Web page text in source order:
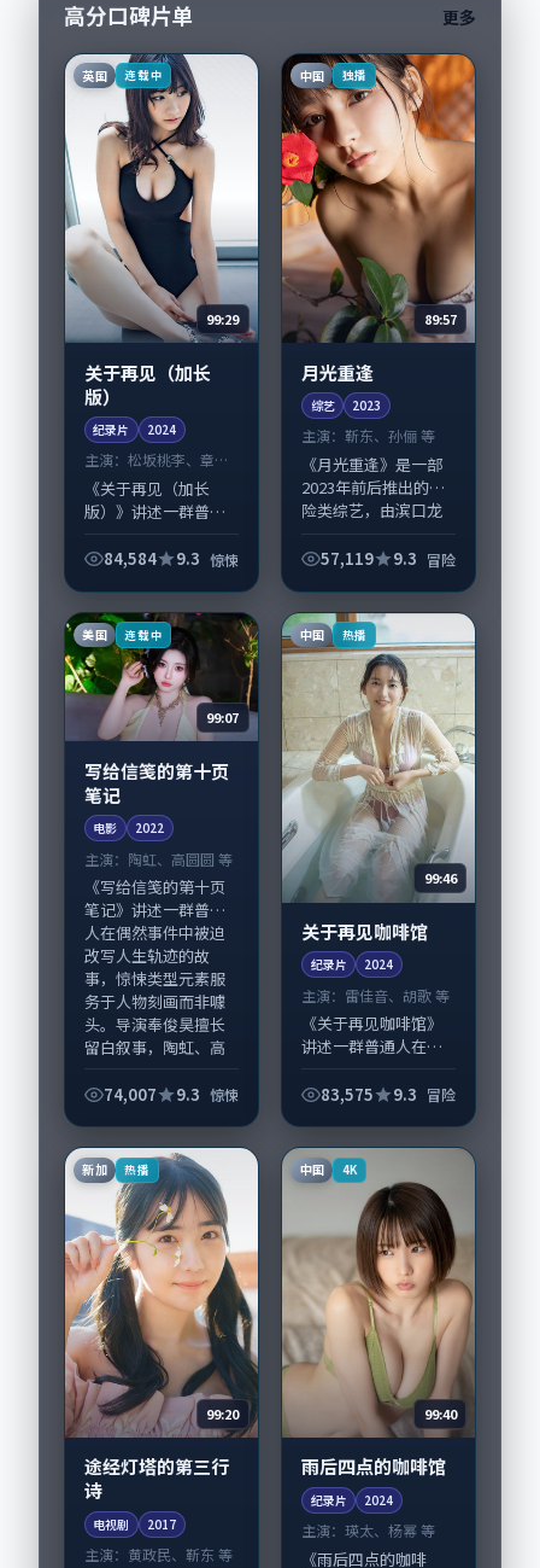
高分口碑片单 更多
英国 连载中
99:29
关于再见（加长
版）
纪录片 2024
主演： 松坂桃李、章子
怡 等
《关于再见（加长
版）》讲述一群普通
改写人生轨迹的故
头。导演宁浩擅长留
白叙事，松坂桃李、
章子...
84,584 9.3 惊悚
中国 独播
89:57
月光重逢
综艺 2023
主演：靳东、孙俪 等
《月光重逢》是一部
2023年前后推出的冒
险类综艺，由滨口龙
俪，松坂桃李、苍井
都市中的抉择与救...
57,119 9.3 冒险
美国 连载中
99:07
写给信笺的第十页
笔记
电影 2022
主演： 陶虹、高圆圆 等
《写给信笺的第十页
笔记》讲述一群普通
人在偶然事件中被迫
改写人生轨迹的故
事，惊悚类型元素服
务于人物刻画而非噱
头。导演奉俊昊擅长
留白叙事，陶虹、高
74,007
9.3 惊悚
中国 热播
99:46
关于再见咖啡馆
纪录片 2024
主演： 雷佳音、胡歌 等
《关于再见咖啡馆》
讲述一群普通人在偶
生轨迹的故事，冒险
是枝裕和擅长留白叙
事，雷佳音、胡歌的...
83,575 9.3 冒险
新加 热播
99:20
途经灯塔的第三行
诗
电视剧 2017
主演： 黄政民、靳东 等
中国 4K
99:40
雨后四点的咖啡馆
纪录片 2024
主演：瑛太、杨幂 等
《雨后四点的咖啡